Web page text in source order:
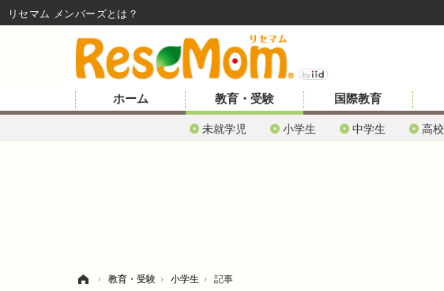
ホーム 教育・受験
未就学児 小学生 中学生 高
国際教育
› 教育・受験 › 小学生 › 記事
リセマム メンバーズ